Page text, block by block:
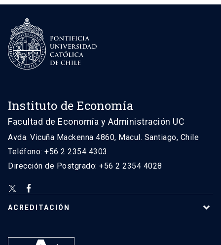
Instituto de Economía
Facultad de Economía y Administración UC
Avda. Vicuña Mackenna 4860, Macul. Santiago, Chile
Teléfono: +56 2 2354 4303
Dirección de Postgrado: +56 2 2354 4028
ACREDITACIÓN